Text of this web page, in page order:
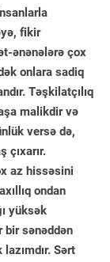
fikir
ənənələrə çox
onlara sadiq
Təşkilatçılıq
malikdir və
versə də,
çıxarır.
az hissəsini
ondan
yüksək
bir sənəddən
Sərt